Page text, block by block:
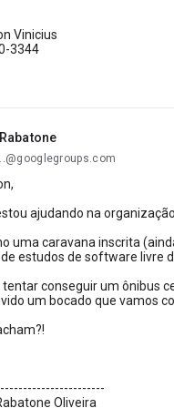
Vinicius
3344
ajudando na
uma caravana inscrita
estudos de software livre
conseguir um ônibus
um bocado que vamos
Oliveira